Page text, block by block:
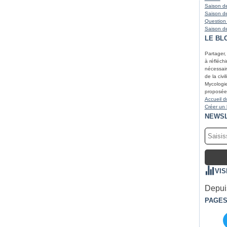
Saison
Saison
Saison
LE
à
de la
Accueil
Créer un
PAGES